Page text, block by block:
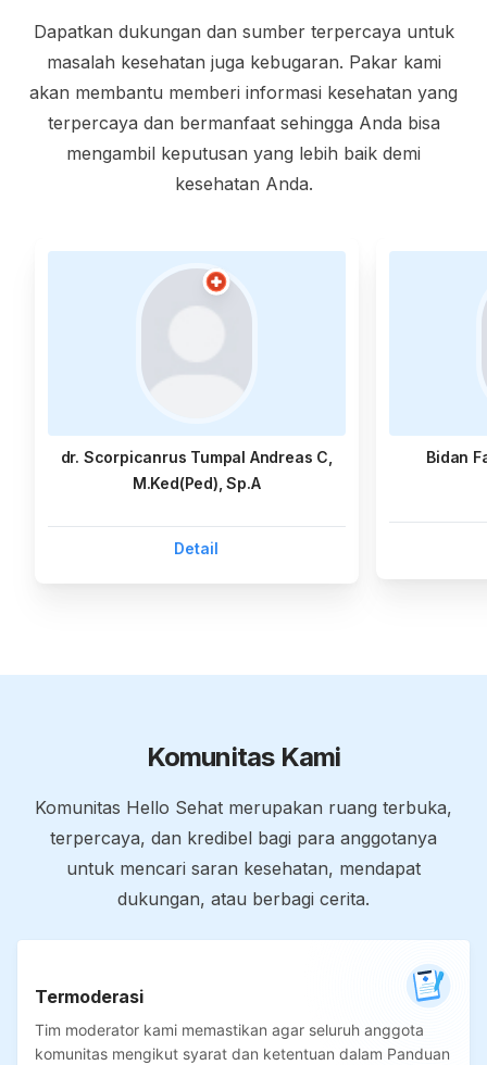
Dapatkan dukungan dan sumber terpercaya untuk
masalah kesehatan juga kebugaran. Pakar kami
akan membantu memberi informasi kesehatan yang
terpercaya dan bermanfaat sehingga Anda bisa
mengambil keputusan yang lebih baik demi
kesehatan Anda.
dr. Scorpicanrus Tumpal Andreas C,
M.Ked(Ped), Sp.A
Detail
Bidan
Komunitas Kami
Komunitas Hello Sehat merupakan ruang terbuka,
terpercaya, dan kredibel bagi para anggotanya
untuk mencari saran kesehatan, mendapat
dukungan, atau berbagi cerita.
Termoderasi
Tim moderator kami memastikan agar seluruh anggota
komunitas mengikut syarat dan ketentuan dalam Panduan